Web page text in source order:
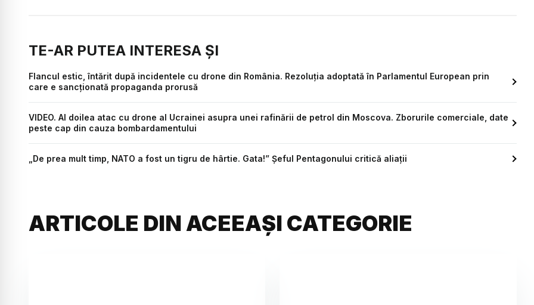
TE-AR PUTEA INTERESA ȘI
Flancul estic, întărit după incidentele cu drone din România. Rezoluția adoptată în Parlamentul European prin
care e sancționată propaganda prorusă
VIDEO. Al doilea atac cu drone al Ucrainei asupra unei rafinării de petrol din Moscova. Zborurile comerciale, date
peste cap din cauza bombardamentului
„De prea mult timp, NATO a fost un tigru de hârtie. Gata!” Șeful Pentagonului critică aliații
ARTICOLE DIN ACEEAȘI CATEGORIE